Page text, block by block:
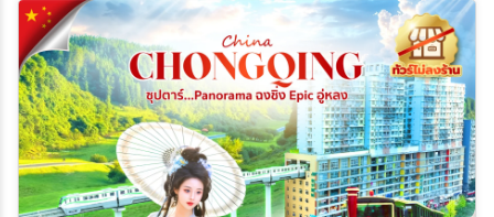
ประเทศ
เมือง
สายการบิน